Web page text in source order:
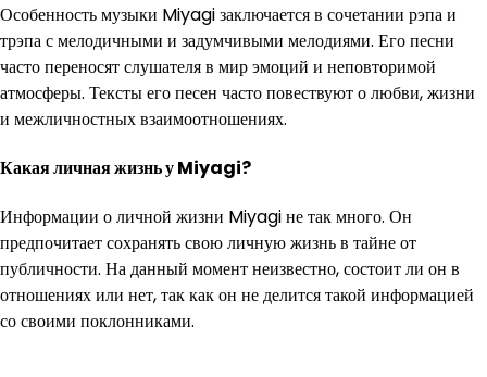
Особенность музыки Miyagi заключается в сочетании рэпа и
трэпа с мелодичными и задумчивыми мелодиями. Его песни
часто переносят слушателя в мир эмоций и неповторимой
атмосферы. Тексты его песен часто повествуют о любви, жизни
и межличностных взаимоотношениях.
Какая личная жизнь у Miyagi?
Информации о личной жизни Miyagi не так много. Он
предпочитает сохранять свою личную жизнь в тайне от
публичности. На данный момент неизвестно, состоит ли он в
отношениях или нет, так как он не делится такой информацией
со своими поклонниками.